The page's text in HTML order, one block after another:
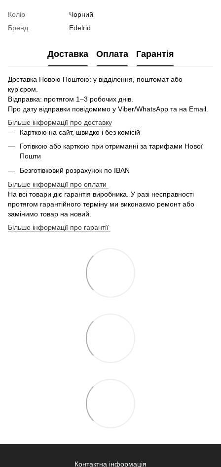
Колір
Чорний
Бренд
Edelrid
Доставка Оплата Гарантія
Доставка Новою Поштою: у відділення, поштомат або
кур'єром.
Відправка: протягом 1–3 робочих днів.
Про дату відправки повідомимо у Viber/WhatsApp та на Email.
Більше інформації про доставку
Карткою на сайт, швидко і без комісій
Готівкою або карткою при отриманні за тарифами Нової
Пошти
Безготівковий розрахунок по IBAN
Більше інформації про оплати
На всі товари діє гарантія виробника. У разі несправності
протягом гарантійного терміну ми виконаємо ремонт або
замінимо товар на новий.
Більше інформації про гарантії
Контактна інформація